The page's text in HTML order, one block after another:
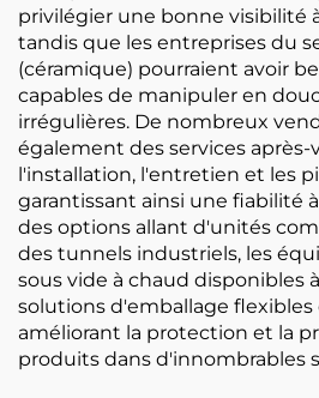
privilégier une bonne visibilité
tandis que les entreprises du
(céramique) pourraient avoir
capables de manipuler en
irrégulières. De nombreux
également des services
l'installation, l'entretien et les
garantissant ainsi une fiabilité
des options allant d'unités
des tunnels industriels, les
sous vide à chaud disponibles
solutions d'emballage
améliorant la protection et la
produits dans d'innombrables